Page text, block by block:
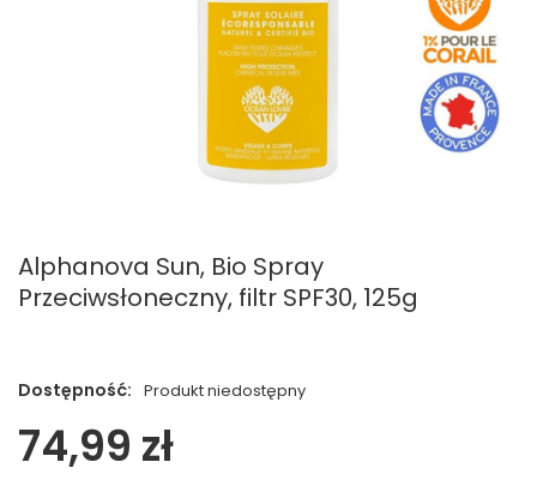
Alphanova Sun, Bio Spray
Przeciwsłoneczny, filtr SPF30, 125g
Dostępność: Produkt niedostępny
74,99 zł